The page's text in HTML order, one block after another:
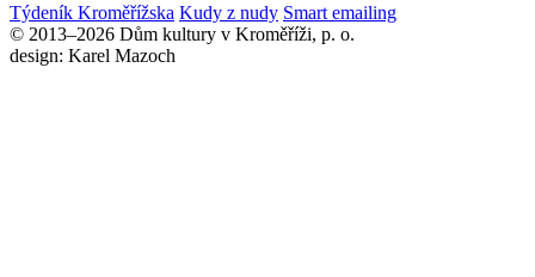
Týdeník Kroměřížska Kudy z nudy Smart emailing
© 2013–2026 Dům kultury v Kroměříži, p. o.
design: Karel Mazoch